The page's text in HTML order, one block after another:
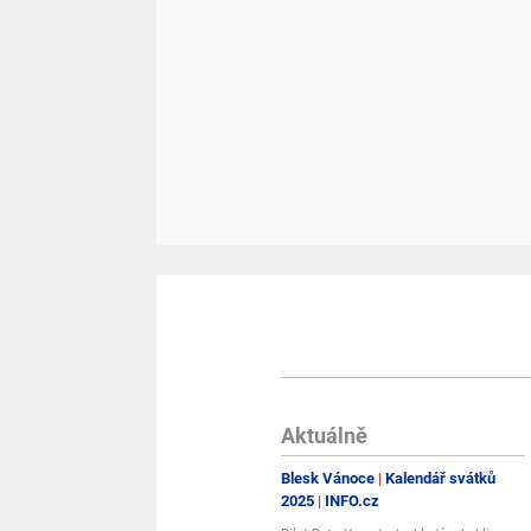
Aktuálně
Blesk Vánoce Kalendář svátků
2025
INFO.cz